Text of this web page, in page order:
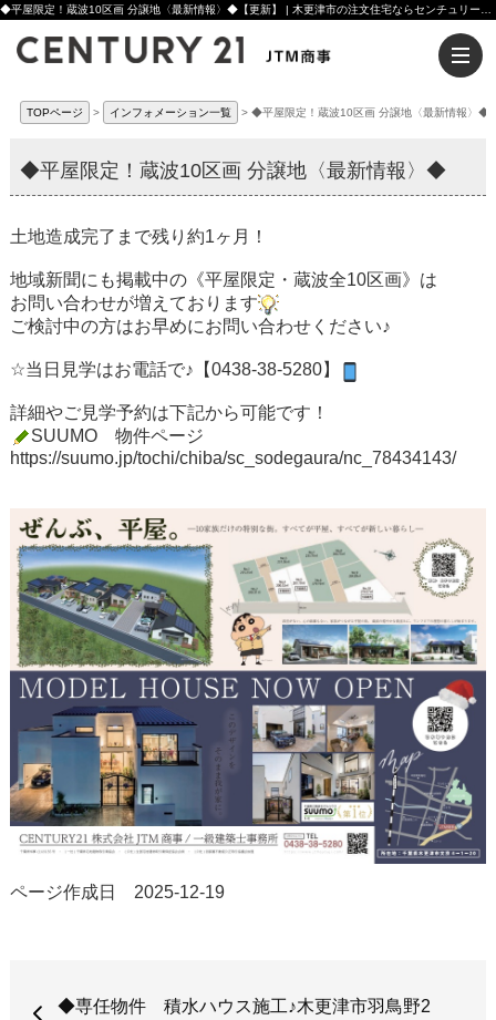
TOPページ インフォメーション一覧 ◆平屋限定！蔵波10区画 分譲地〈最新情報〉◆
◆平屋限定！蔵波10区画 分譲地〈最新情報〉◆
土地造成完了まで残り約1ヶ月！
地域新聞にも掲載中の《平屋限定・蔵波全10区画》は
お問い合わせが増えております
ご検討中の方はお早めにお問い合わせください♪
☆当日見学はお電話で♪【0438-38-5280】
詳細やご見学予約は下記から可能です！
SUUMO 物件ページ
https://suumo.jp/tochi/chiba/sc_sodegaura/nc_78434143/
ページ作成日 2025-12-19
◆専任物件 積水ハウス施工♪木更津市羽鳥野2